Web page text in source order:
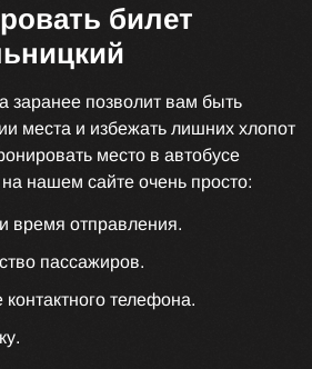
билет
заранее позволит вам быть
места и избежать лишних хлопот
место в автобусе
нашем сайте очень просто:
время отправления.
пассажиров.
телефона.